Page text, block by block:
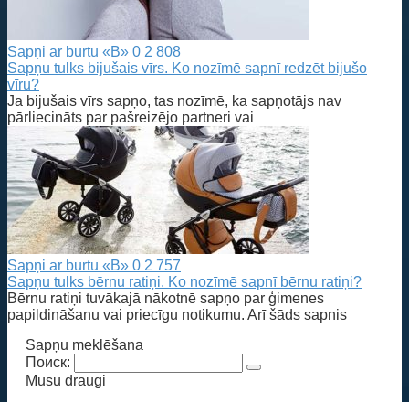
Sapņi ar burtu «B» 0 2 808
Sapņu tulks bijušais vīrs. Ko nozīmē sapnī redzēt bijušo
vīru?
Ja bijušais vīrs sapņo, tas nozīmē, ka sapņotājs nav
pārliecināts par pašreizējo partneri vai
Sapņi ar burtu «B» 0 2 757
Sapņu tulks bērnu ratiņi. Ko nozīmē sapnī bērnu ratiņi?
Bērnu ratiņi tuvākajā nākotnē sapņo par ģimenes
papildināšanu vai priecīgu notikumu. Arī šāds sapnis
Sapņu meklēšana
Поиск:
Mūsu draugi